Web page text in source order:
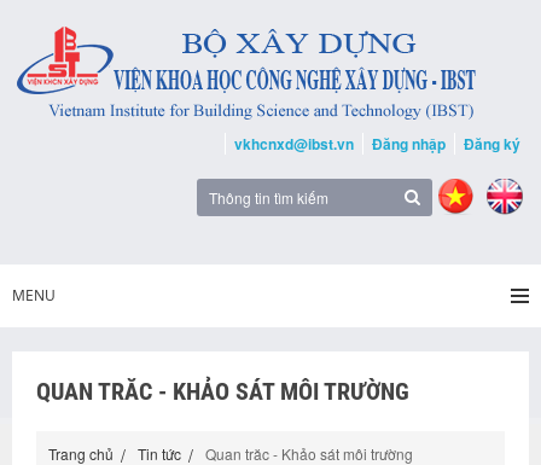
vkhcnxd@ibst.vn Đăng nhập Đăng ký
MENU
QUAN TRĂC - KHẢO SÁT MÔI TRƯỜNG
Trang chủ Tin tức Quan trăc - Khảo sát môi trường